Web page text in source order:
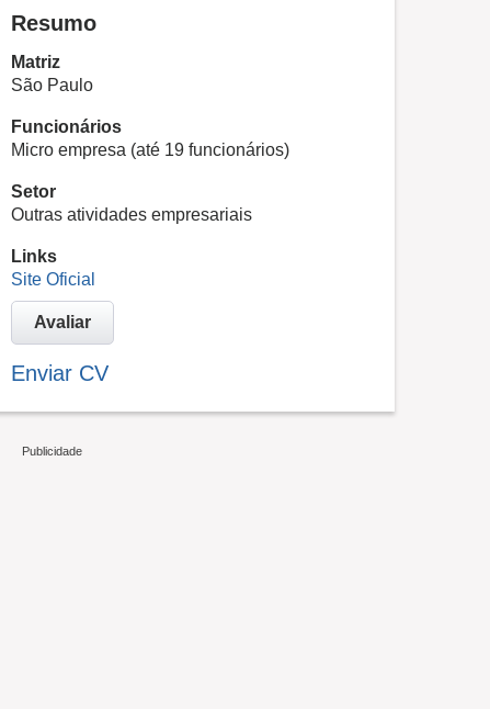
Resumo
Matriz
São Paulo
Funcionários
Micro empresa (até 19 funcionários)
Setor
Outras atividades empresariais
Links
Site Oficial
Avaliar
Enviar CV